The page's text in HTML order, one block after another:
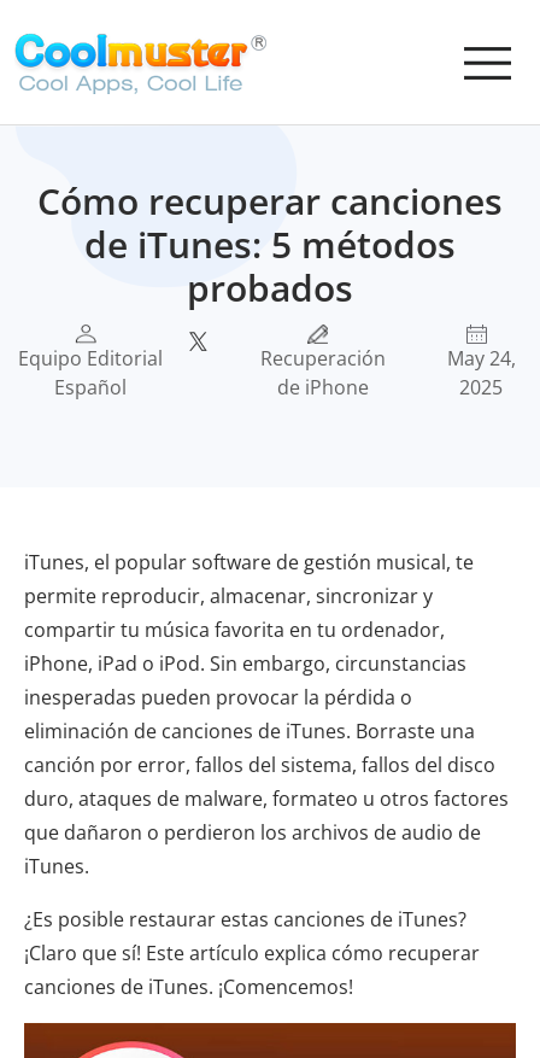
Cómo recuperar canciones
de iTunes: 5 métodos
probados
Equipo Editorial
Español
Recuperación
de iPhone
May 24,
2025
iTunes, el popular software de gestión musical, te
permite reproducir, almacenar, sincronizar y
compartir tu música favorita en tu ordenador,
iPhone, iPad o iPod. Sin embargo, circunstancias
inesperadas pueden provocar la pérdida o
eliminación de canciones de iTunes. Borraste una
canción por error, fallos del sistema, fallos del disco
duro, ataques de malware, formateo u otros factores
que dañaron o perdieron los archivos de audio de
iTunes.
¿Es posible restaurar estas canciones de iTunes?
¡Claro que sí! Este artículo explica cómo recuperar
canciones de iTunes. ¡Comencemos!